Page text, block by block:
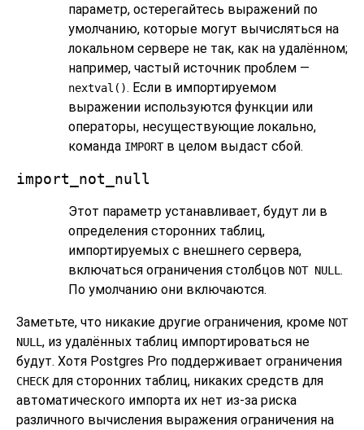
параметр, остерегайтесь выражений по
умолчанию, которые могут вычисляться на
локальном сервере не так, как на удалённом;
например, частый источник проблем —
nextval(). Если в импортируемом
выражении используются функции или
операторы, несуществующие локально,
команда IMPORTв целом выдаст сбой.
import_not_null
Этот параметр устанавливает, будут ли в
определения сторонних таблиц,
импортируемых с внешнего сервера,
включаться ограничения столбцов NOT NULL .
По умолчанию они включаются.
Заметьте, что никакие другие ограничения, кроме NOT
NULL , из удалённых таблиц импортироваться не
будут. Хотя Postgres Pro поддерживает ограничения
CHECKдля сторонних таблиц, никаких средств для
автоматического импорта их нет из-за риска
различного вычисления выражения ограничения на